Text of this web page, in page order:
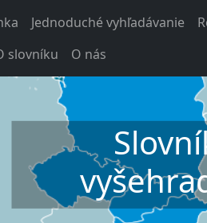
Jednoduché vyhľadávanie
slovníku O nás